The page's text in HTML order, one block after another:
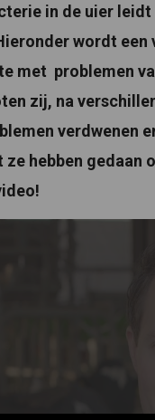
in de uier
wordt een
met problemen
zij, na
verdwenen
ze hebben gedaan